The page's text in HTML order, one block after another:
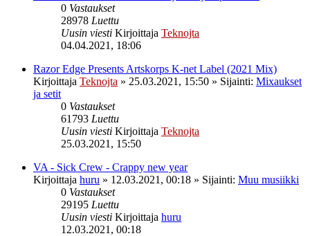
0 Vastaukset
28978 Luettu
Uusin viesti Kirjoittaja Teknojta
04.04.2021, 18:06
Razor Edge Presents Artskorps K-net Label (2021 Mix)
Kirjoittaja Teknojta » 25.03.2021, 15:50 » Sijainti: Mixaukset
ja setit
0 Vastaukset
61793 Luettu
Uusin viesti Kirjoittaja Teknojta
25.03.2021, 15:50
VA - Sick Crew - Crappy new year
Kirjoittaja huru » 12.03.2021, 00:18 » Sijainti: Muu musiikki
0 Vastaukset
29195 Luettu
Uusin viesti Kirjoittaja huru
12.03.2021, 00:18